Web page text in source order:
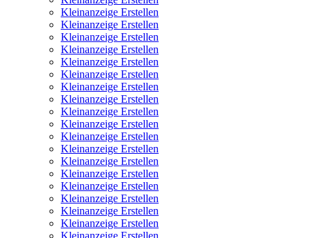
Kleinanzeige Erstellen
Kleinanzeige Erstellen
Kleinanzeige Erstellen
Kleinanzeige Erstellen
Kleinanzeige Erstellen
Kleinanzeige Erstellen
Kleinanzeige Erstellen
Kleinanzeige Erstellen
Kleinanzeige Erstellen
Kleinanzeige Erstellen
Kleinanzeige Erstellen
Kleinanzeige Erstellen
Kleinanzeige Erstellen
Kleinanzeige Erstellen
Kleinanzeige Erstellen
Kleinanzeige Erstellen
Kleinanzeige Erstellen
Kleinanzeige Erstellen
Kleinanzeige Erstellen